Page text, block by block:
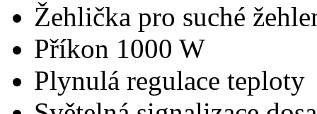
Žehlička pro suché
Příkon 1000 W
Plynulá regulace teploty